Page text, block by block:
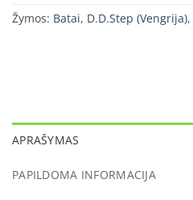
Žymos: Batai, D.D.Step (Vengrija),
APRAŠYMAS
PAPILDOMA INFORMACIJA